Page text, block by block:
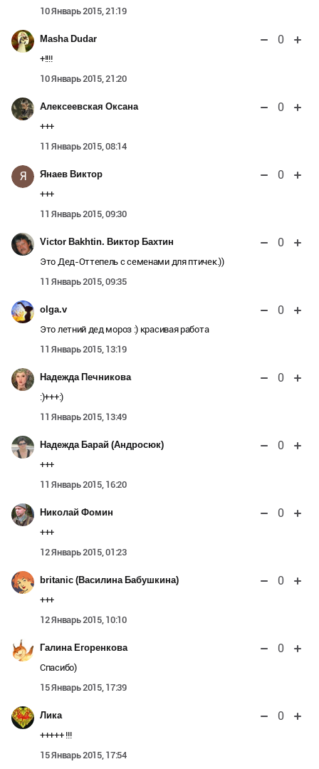
10 Январь 2015, 21:19
Masha Dudar 0
+!!!!
10 Январь 2015, 21:20
Алексеевская Оксана 0
+++
11 Январь 2015, 08:14
Я Янаев Виктор 0
+++
11 Январь 2015, 09:30
Victor Bakhtin. Виктор Бахтин 0
Это Дед-Оттепель с семенами для птичек.))
11 Январь 2015, 09:35
olga.v 0
Это летний дед мороз :) красивая работа
11 Январь 2015, 13:19
Надежда Печникова 0
:)+++:)
11 Январь 2015, 13:49
Надежда Барай (Андросюк) 0
+++
11 Январь 2015, 16:20
Николай Фомин 0
+++
12 Январь 2015, 01:23
britanic (Василина Бабушкина) 0
+++
12 Январь 2015, 10:10
Галина Егоренкова 0
Спасибо)
15 Январь 2015, 17:39
Лика 0
+++++ !!!
15 Январь 2015, 17:54